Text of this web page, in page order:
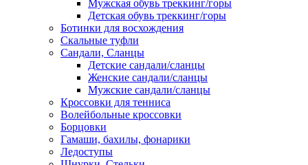
Мужская обувь треккинг/горы
Детская обувь треккинг/горы
Ботинки для восхождения
Скальные туфли
Сандали, Сланцы
Детские сандали/сланцы
Женские сандали/сланцы
Мужские сандали/сланцы
Кроссовки для тенниса
Волейбольные кроссовки
Борцовки
Гамаши, бахилы, фонарики
Ледоступы